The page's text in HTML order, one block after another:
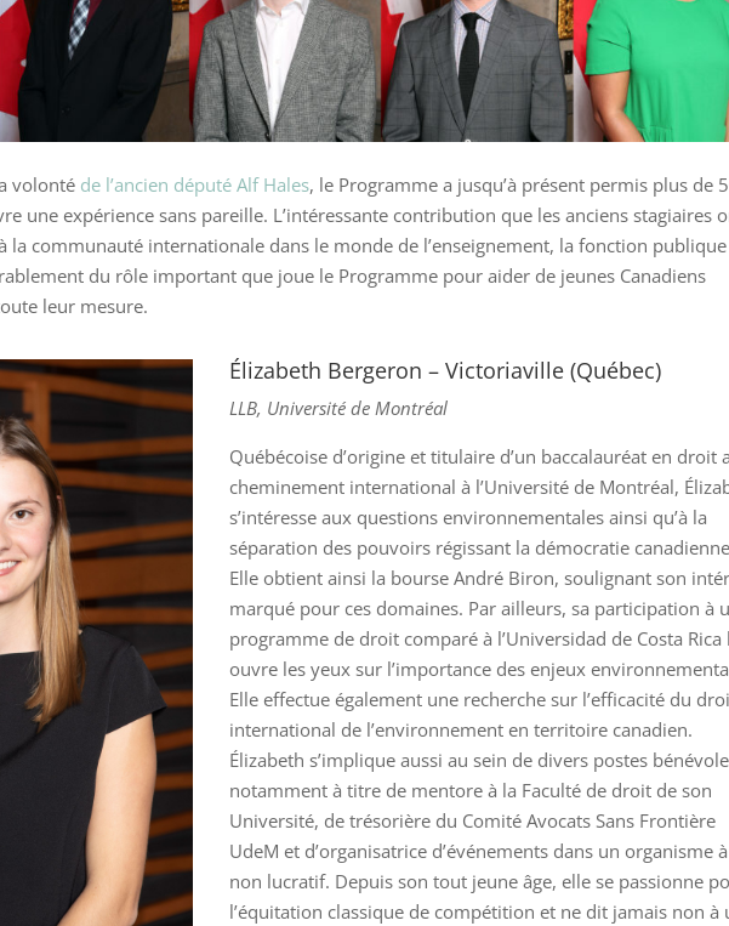
volonté de l’ancien député Alf Hales, le Programme a jusqu’à présent permis plus de
une expérience sans pareille. L’intéressante contribution que les anciens stagiaires
la communauté internationale dans le monde de l’enseignement, la fonction
du rôle important que joue le Programme pour aider de jeunes Canadiens
leur mesure.
Élizabeth Bergeron – Victoriaville (Québec)
LLB, Université de Montréal
Québécoise d’origine et titulaire d’un baccalauréat en droit
cheminement international à l’Université de Montréal,
s’intéresse aux questions environnementales ainsi qu’à la
séparation des pouvoirs régissant la démocratie
Elle obtient ainsi la bourse André Biron, soulignant son
marqué pour ces domaines. Par ailleurs, sa participation à
programme de droit comparé à l’Universidad de Costa Rica
ouvre les yeux sur l’importance des enjeux
Elle effectue également une recherche sur l’efficacité du
international de l’environnement en territoire canadien.
Élizabeth s’implique aussi au sein de divers postes
notamment à titre de mentore à la Faculté de droit de son
Université, de trésorière du Comité Avocats Sans Frontière
UdeM et d’organisatrice d’événements dans un organisme
non lucratif. Depuis son tout jeune âge, elle se passionne
l’équitation classique de compétition et ne dit jamais non à